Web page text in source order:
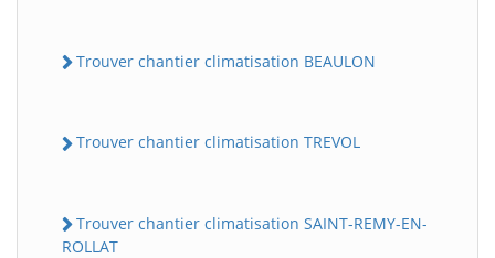
Trouver chantier climatisation BEAULON
Trouver chantier climatisation TREVOL
Trouver chantier climatisation SAINT-REMY-EN-
ROLLAT